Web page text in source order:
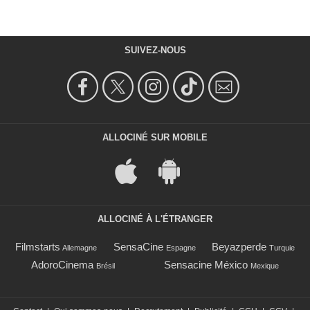
SUIVEZ-NOUS
ALLOCINÉ SUR MOBILE
ALLOCINÉ À L'ÉTRANGER
Filmstarts Allemagne SensaCine Espagne Beyazperde Turquie
AdoroCinema Brésil Sensacine México Mexique